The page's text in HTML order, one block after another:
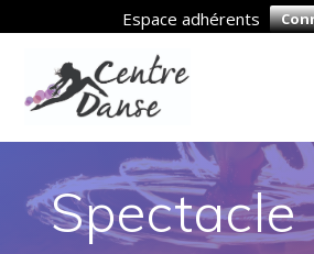
Espace adhérents
Spectacle